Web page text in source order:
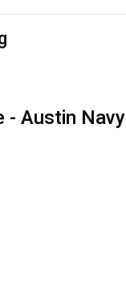
- Austin Navy